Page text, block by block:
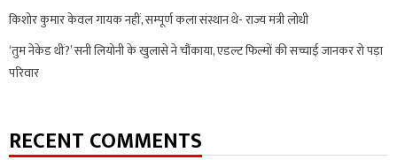
किशोर कुमार केवल गायक नहीं, सम्पूर्ण कला संस्थान थे- राज्य मंत्री लोधी
‘तुम नेकेड थीं?’ सनी लियोनी के खुलासे ने चौंकाया, एडल्ट फिल्मों की सच्चाई जानकर रो पड़ा
परिवार
RECENT COMMENTS